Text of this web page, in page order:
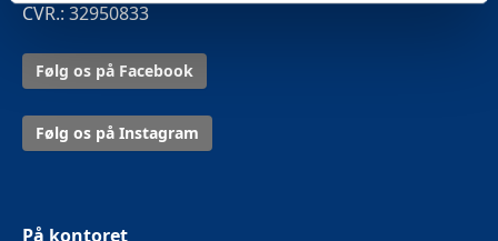
CVR.: 32950833
Følg os på Facebook
Følg os på Instagram
På kontoret